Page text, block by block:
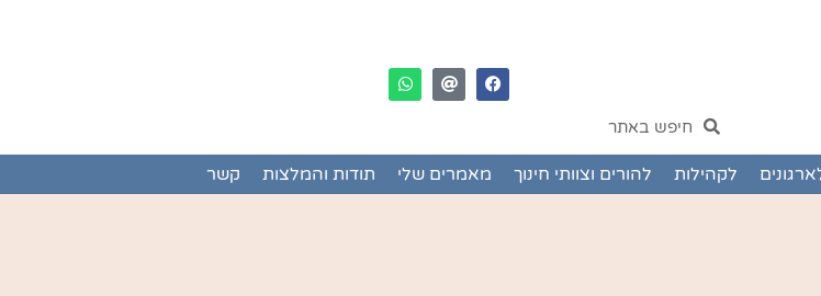
לקהילות להורים וצוותי חינוך מאמרים שלי תודות והמלצות קשר